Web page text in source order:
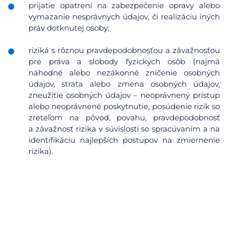
prijatie opatrení na zabezpečenie opravy alebo
vymazanie nesprávnych údajov, či realizáciu iných
práv dotknutej osoby;
riziká s rôznou pravdepodobnosťou a závažnosťou
pre práva a slobody fyzických osôb (najmä
náhodné alebo nezákonné zničenie osobných
údajov, strata alebo zmena osobných údajov,
zneužitie osobných údajov – neoprávnený prístup
alebo neoprávnené poskytnutie, posúdenie rizík so
zreteľom na pôvod, povahu, pravdepodobnosť
a závažnosť rizika v súvislosti so spracúvaním a na
identifikáciu najlepších postupov na zmiernenie
rizika).